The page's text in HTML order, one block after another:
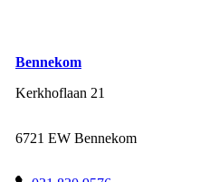
Bennekom
Kerkhoflaan 21
6721 EW Bennekom